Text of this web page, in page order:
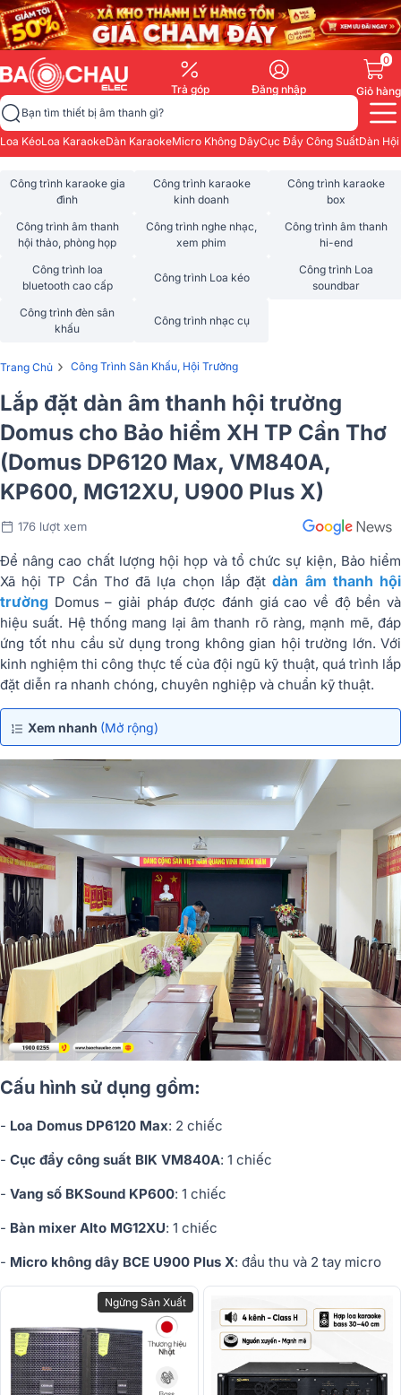
Trả góp Đăng nhập
0
Giỏ hàng
Bạn tìm thiết bị âm thanh gì?
Loa KéoLoa KaraokeDàn KaraokeMicro Không DâyCục Đẩy Công SuấtDàn
Công trình karaoke gia
đình
Công trình karaoke
kinh doanh
Công trình karaoke
box
Công trình âm thanh
hội thảo, phòng họp
Công trình nghe nhạc,
xem phim
Công trình âm thanh
hi-end
Công trình loa
bluetooth cao cấp
Công trình Loa kéo
Công trình Loa
soundbar
Công trình đèn sân
khấu
Công trình nhạc cụ
Trang Chủ › Công Trình Sân Khấu, Hội Trường
Lắp đặt dàn âm thanh hội trường
Domus cho Bảo hiểm XH TP Cần Thơ
(Domus DP6120 Max, VM840A,
KP600, MG12XU, U900 Plus X)
176 lượt xem
Để nâng cao chất lượng hội họp và tổ chức sự kiện, Bảo hiểm
Xã hội TP Cần Thơ đã lựa chọn lắp đặtdàn âm thanh hội
trường Domus – giải pháp được đánh giá cao về độ bền và
hiệu suất. Hệ thống mang lại âm thanh rõ ràng, mạnh mẽ, đáp
ứng tốt nhu cầu sử dụng trong không gian hội trường lớn. Với
kinh nghiệm thi công thực tế của đội ngũ kỹ thuật, quá trình lắp
đặt diễn ra nhanh chóng, chuyên nghiệp và chuẩn kỹ thuật.
Xem nhanh (Mở rộng)
Cấu hình sử dụng gồm:
- Loa Domus DP6120 Max: 2 chiếc
- Cục đẩy công suất BIK VM840A: 1 chiếc
- Vang số BKSound KP600: 1 chiếc
- Bàn mixer Alto MG12XU: 1 chiếc
- Micro không dây BCE U900 Plus X: đầu thu và 2 tay micro
Ngừng Sản Xuất